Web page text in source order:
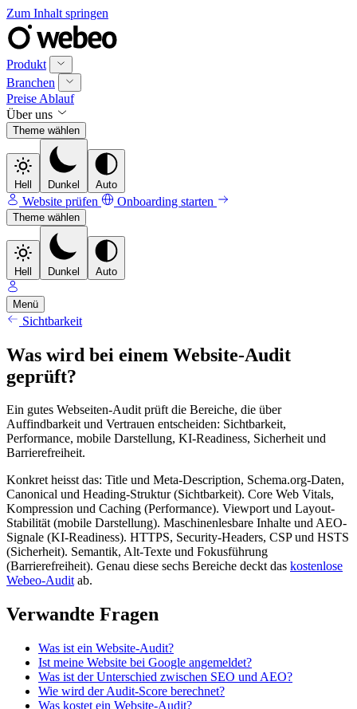
Zum Inhalt springen
Produkt
Branchen
Preise Ablauf
Über uns
Theme wählen
Hell Dunkel Auto
Website prüfen Onboarding starten
Theme wählen
Hell Dunkel Auto
Menü
Sichtbarkeit
Was wird bei einem Website-Audit
geprüft?
Ein gutes Webseiten-Audit prüft die Bereiche, die über
Auffindbarkeit und Vertrauen entscheiden: Sichtbarkeit,
Performance, mobile Darstellung, KI-Readiness, Sicherheit und
Barrierefreiheit.
Konkret heisst das: Title und Meta-Description, Schema.org-Daten,
Canonical und Heading-Struktur (Sichtbarkeit). Core Web Vitals,
Kompression und Caching (Performance). Viewport und Layout-
Stabilität (mobile Darstellung). Maschinenlesbare Inhalte und AEO-
Signale (KI-Readiness). HTTPS, Security-Headers, CSP und HSTS
(Sicherheit). Semantik, Alt-Texte und Fokusführung
(Barrierefreiheit). Genau diese sechs Bereiche deckt das kostenlose
Webeo-Auditab.
Verwandte Fragen
Was ist ein Website-Audit?
Ist meine Website bei Google angemeldet?
Was ist der Unterschied zwischen SEO und AEO?
Wie wird der Audit-Score berechnet?
Was kostet ein Website-Audit?